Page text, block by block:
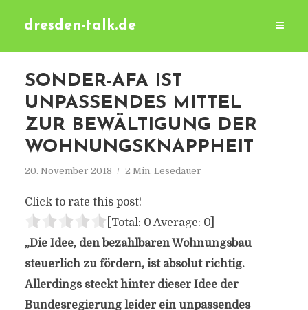
dresden-talk.de
SONDER-AFA IST
UNPASSENDES MITTEL
ZUR BEWÄLTIGUNG DER
WOHNUNGSKNAPPHEIT
20. November 2018 2 Min. Lesedauer
Click to rate this post!
[Total: 0 Average: 0]
„Die Idee, den bezahlbaren Wohnungsbau
steuerlich zu fördern, ist absolut richtig.
Allerdings steckt hinter dieser Idee der
Bundesregierung leider ein unpassendes